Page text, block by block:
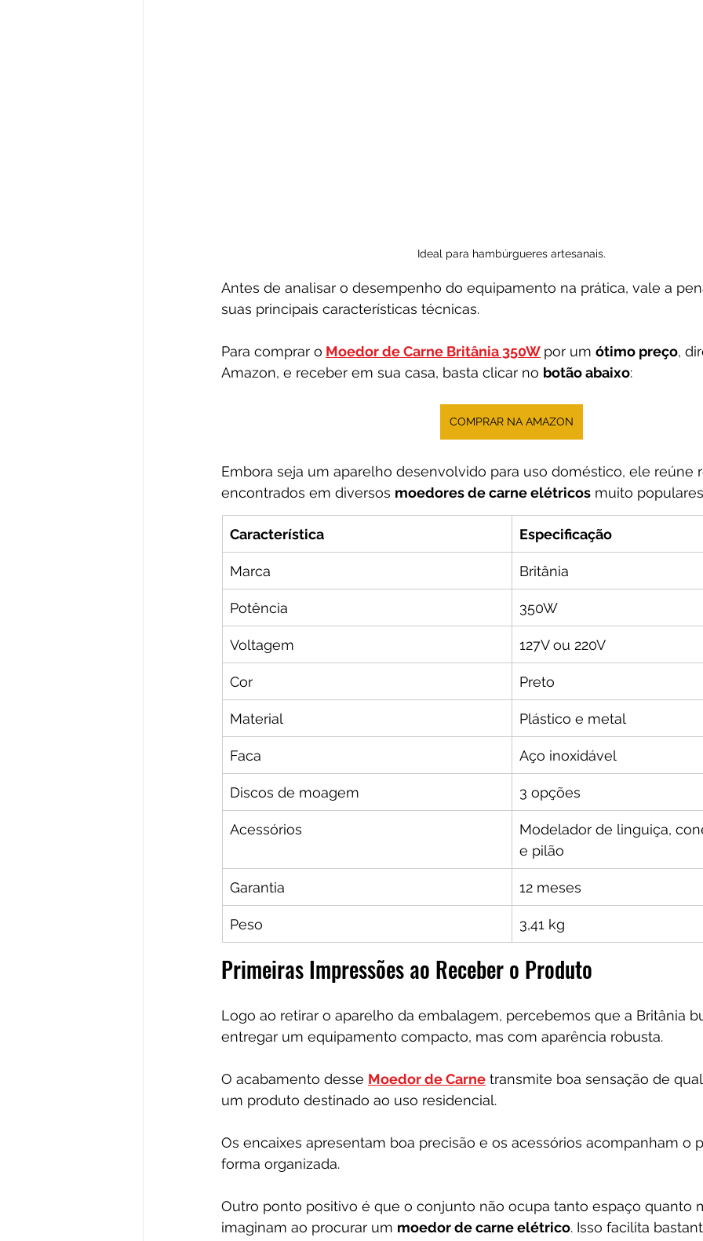
Ideal para hambúrgueres artesanais.
Antes de analisar o desempenho do equipamento na prática, vale a
suas principais características técnicas.
Para comprar o Moedor de Carne Britânia 350W por um ótimo preço,
Amazon, e receber em sua casa, basta clicar no botão abaixo:
COMPRAR NA AMAZON
Embora seja um aparelho desenvolvido para uso doméstico, ele reúne
encontrados em diversos moedores de carne elétricos muito
Característica Especificação
Marca Britânia
Potência 350W
Voltagem 127V ou 220V
Cor Preto
Material Plástico e metal
Faca Aço inoxidável
Discos de moagem 3 opções
Acessórios
Modelador de linguiça,
e pilão
Garantia 12 meses
Peso 3,41 kg
Primeiras Impressões ao Receber o Produto
Logo ao retirar o aparelho da embalagem, percebemos que a Britânia
entregar um equipamento compacto, mas com aparência robusta.
O acabamento desse Moedor de Carne transmite boa sensação de
um produto destinado ao uso residencial.
Os encaixes apresentam boa precisão e os acessórios acompanham o
forma organizada.
Outro ponto positivo é que o conjunto não ocupa tanto espaço quanto
imaginam ao procurar um moedor de carne elétrico. Isso facilita